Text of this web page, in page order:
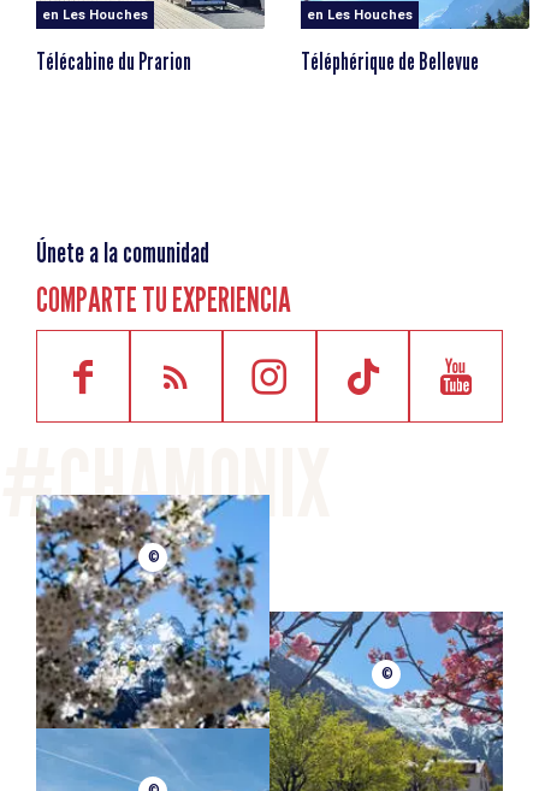
en Les Houches
Télécabine du Prarion
en Les Houches
Téléphérique de Bellevue
Únete a la comunidad
COMPARTE TU EXPERIENCIA
©
©